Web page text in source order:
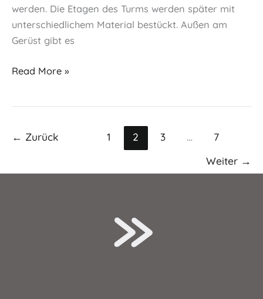
werden. Die Etagen des Turms werden später mit
unterschiedlichem Material bestückt. Außen am
Gerüst gibt es
Lebensturm
Read More »
← Zurück 1 2 3 …
7
Weiter →